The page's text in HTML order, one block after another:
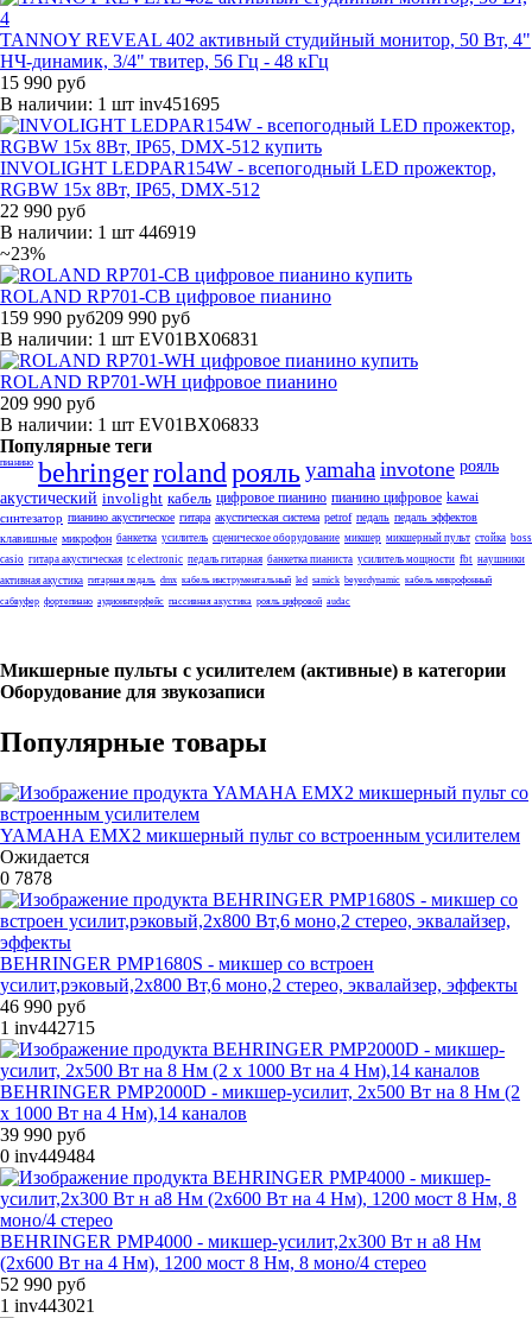
TANNOY REVEAL 402 активный студийный монитор, 50 Вт, 4"
НЧ-динамик, 3/4" твитер, 56 Гц - 48 кГц
15 990 руб
В наличии: 1 шт inv451695
INVOLIGHT LEDPAR154W - всепогодный LED прожектор,
RGBW 15x 8Вт, IP65, DMX-512
22 990 руб
В наличии: 1 шт 446919
~23%
ROLAND RP701-CB цифровое пианино
159 990 руб209 990 руб
В наличии: 1 шт EV01BX06831
ROLAND RP701-WH цифровое пианино
209 990 руб
В наличии: 1 шт EV01BX06833
Популярные теги
пианино behringerrolandрояльyamaha invotone рояль
акустический involight кабель цифровое пианино пианино цифровое kawai
синтезатор пианино акустическое гитара акустическая система petrof педаль педаль эффектов
клавишные микрофон банкетка усилитель сценическое оборудование микшер микшерный пульт стойка boss
casio гитара акустическая tc electronic педаль гитарная банкетка пианиста усилитель мощности fbt наушники
активная акустика гитарная педаль dmx кабель инструментальный led samick beyerdynamic кабель микрофонный
сабвуфер фортепиано аудиоинтерфейс пассивная акустика рояль цифровой audac
Микшерные пульты с усилителем (активные) в категории
Оборудование для звукозаписи
Популярные товары
YAMAHA EMX2 микшерный пульт со встроенным усилителем
Ожидается
0 7878
BEHRINGER PMP1680S - микшер со встроен
усилит,рэковый,2х800 Вт,6 моно,2 стерео, эквалайзер, эффекты
46 990 руб
1 inv442715
BEHRINGER PMP2000D - микшер-усилит, 2x500 Вт на 8 Нм (2
x 1000 Вт на 4 Нм),14 каналов
39 990 руб
0 inv449484
BEHRINGER PMP4000 - микшер-усилит,2x300 Вт н а8 Нм
(2x600 Вт на 4 Нм), 1200 мост 8 Нм, 8 моно/4 стерео
52 990 руб
1 inv443021